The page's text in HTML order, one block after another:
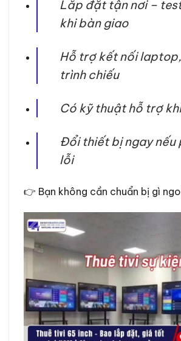
Lắp đặt tận nơi –
khi bàn giao
Hỗ trợ kết nối laptop,
trình chiếu
Có kỹ thuật hỗ trợ
Đổi thiết bị ngay nếu
lỗi
👉 Bạn không cần chuẩn bị gì